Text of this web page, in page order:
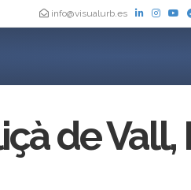
info@visualurb.es
de